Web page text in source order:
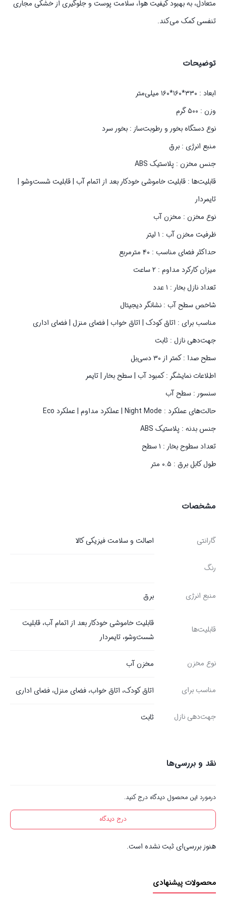
متعادل، به بهبود کیفیت هوا، سلامت پوست و جلوگیری از خشکی مجاری
تنفسی کمک می‌کند.
توضیحات
ابعاد : ۳۳۰*۱۶۰*۱۶۰ میلی‌متر
وزن : ۵۰۰ گرم
نوع دستگاه بخور و رطوبت‌ساز : بخور سرد
منبع انرژی : برق
جنس مخزن : پلاستیک ABS
قابلیت‌ها : قابلیت خاموشی خودکار بعد از اتمام آب | قابلیت شست‌و‌شو |
تایمردار
نوع مخزن : مخزن آب
ظرفیت مخزن آب : ۱ لیتر
حداکثر فضای مناسب : ۴۰ مترمربع
میزان کارکرد مداوم : ۲ ساعت
تعداد نازل بخار : ۱ عدد
شاخص سطح آب : نشانگر دیجیتال
مناسب برای : اتاق کودک | اتاق خواب | فضای منزل | فضای اداری
جهت‌دهی نازل : ثابت
سطح صدا : کمتر از ۳۰ دسی‌بل
اطلاعات نمایشگر : کمبود آب | سطح بخار | تایمر
سنسور : سطح آب
حالت‌های عملکرد : Night Mode | عملکرد مداوم | عملکرد Eco
جنس بدنه : پلاستیک ABS
تعداد سطوح بخار : ۱ سطح
طول کابل برق : ۰.۵ متر
مشخصات
گارانتی اصالت و سلامت فیزیکی کالا
رنگ
منبع انرژی برق
قابلیت‌ها
قابلیت خاموشی خودکار بعد از اتمام آب، قابلیت
شست‌و‌شو، تایمردار
نوع مخزن مخزن آب
مناسب برای اتاق کودک، اتاق خواب، فضای منزل، فضای اداری
جهت‌دهی نازل ثابت
نقد و بررسی‌ها
درمورد این محصول دیدگاه درج کنید.
درج دیدگاه
هنوز بررسی‌ای ثبت نشده است.
محصولات پیشنهادی